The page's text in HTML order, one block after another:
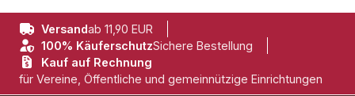
Versandab 11,90 EUR
100% KäuferschutzSichere Bestellung
Kauf auf Rechnung
für Vereine, Öffentliche und gemeinnützige Einrichtungen